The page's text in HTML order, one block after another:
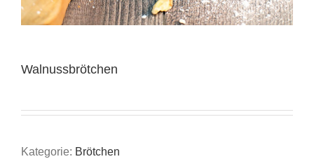
Walnussbrötchen
Kategorie: Brötchen